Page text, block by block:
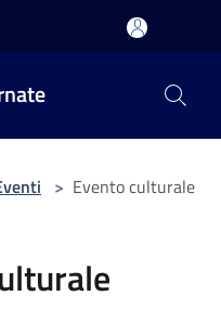
> Evento culturale